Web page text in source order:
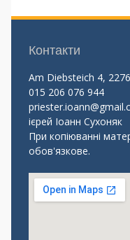
Контакти
Am Diebsteich 4,
015 206 076 944
ієрей Іоанн Сухоняк
При копіюванні
обов'язкове.